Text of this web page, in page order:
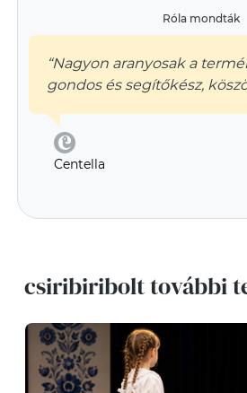
Róla mondták
“Nagyon aranyosak a
gondos és segítőkész,
Centella
csiribiribolt további